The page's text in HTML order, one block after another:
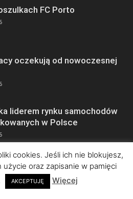
FC Porto
oczekują od nowoczesnej
liderem rynku samochodów
w Polsce
Serwis Biznesowy • Wszelkie
cookies. Jeśli ich nie blokujesz,
oraz zapisanie w pamięci
AKCEPTUJĘ Więcej